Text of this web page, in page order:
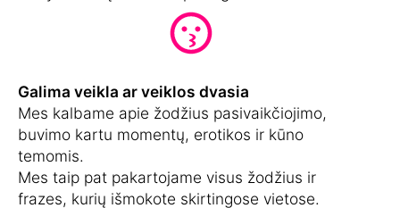
Galima veikla ar veiklos dvasia
Mes kalbame apie žodžius pasivaikčiojimo,
buvimo kartu momentų, erotikos ir kūno
temomis.
Mes taip pat pakartojame visus žodžius ir
frazes, kurių išmokote skirtingose vietose.